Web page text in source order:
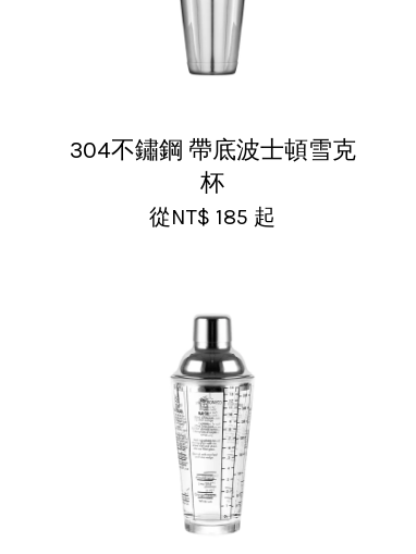
304不鏽鋼 帶底波士頓雪克
杯
從NT$ 185 起